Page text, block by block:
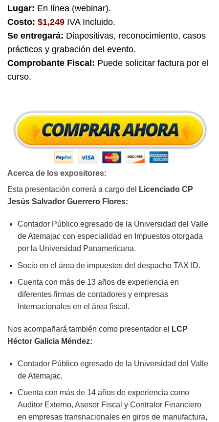
Lugar: En línea (webinar).
Costo: $1,249 IVA Incluido.
Se entregará: Diapositivas, reconocimiento, casos
prácticos y grabación del evento.
Comprobante Fiscal: Puede solicitar factura por el
curso.
Acerca de los expositores:
Esta presentación correrá a cargo del
Licenciado CP
Jesús Salvador Guerrero Flores:
Contador Público egresado de la Universidad del Valle
de Atemajac con especialidad en Impuestos otorgada
por la Universidad Panamericana.
Socio en el área de impuestos del despacho TAX ID.
Cuenta con más de 13 años de experiencia en
diferentes firmas de contadores y empresas
Internacionales en el área fiscal.
Nos acompañará también como presentador el
LCP
Héctor Galicia Méndez:
Contador Público egresado de la Universidad del Valle
de Atemajac.
Cuenta con más de 14 años de experiencia como
Auditor Externo, Asesor Fiscal y Contralor Financiero
en empresas transnacionales en giros de manufactura,